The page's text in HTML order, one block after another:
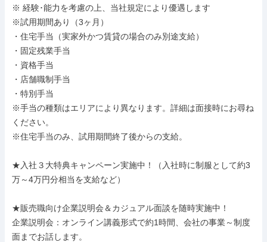
※ 経験･能力を考慮の上、当社規定により優遇します
※試用期間あり（3ヶ月）
・住宅手当（実家外かつ賃貸の場合のみ別途支給）
・固定残業手当
・資格手当
・店舗職制手当
・特別手当
※手当の種類はエリアにより異なります。詳細は面接時にお尋ね
ください。
※住宅手当のみ、試用期間終了後からの支給。
★入社３大特典キャンペーン実施中！（入社時に制服として約3
万～4万円分相当を支給など）
★販売職向け企業説明会＆カジュアル面談を随時実施中！
企業説明会：オンライン講義形式で約1時間、会社の事業～制度
面までお話します。